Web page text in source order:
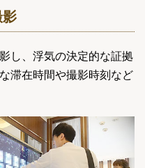
し、浮気の決定的な証拠
滞在時間や撮影時刻など